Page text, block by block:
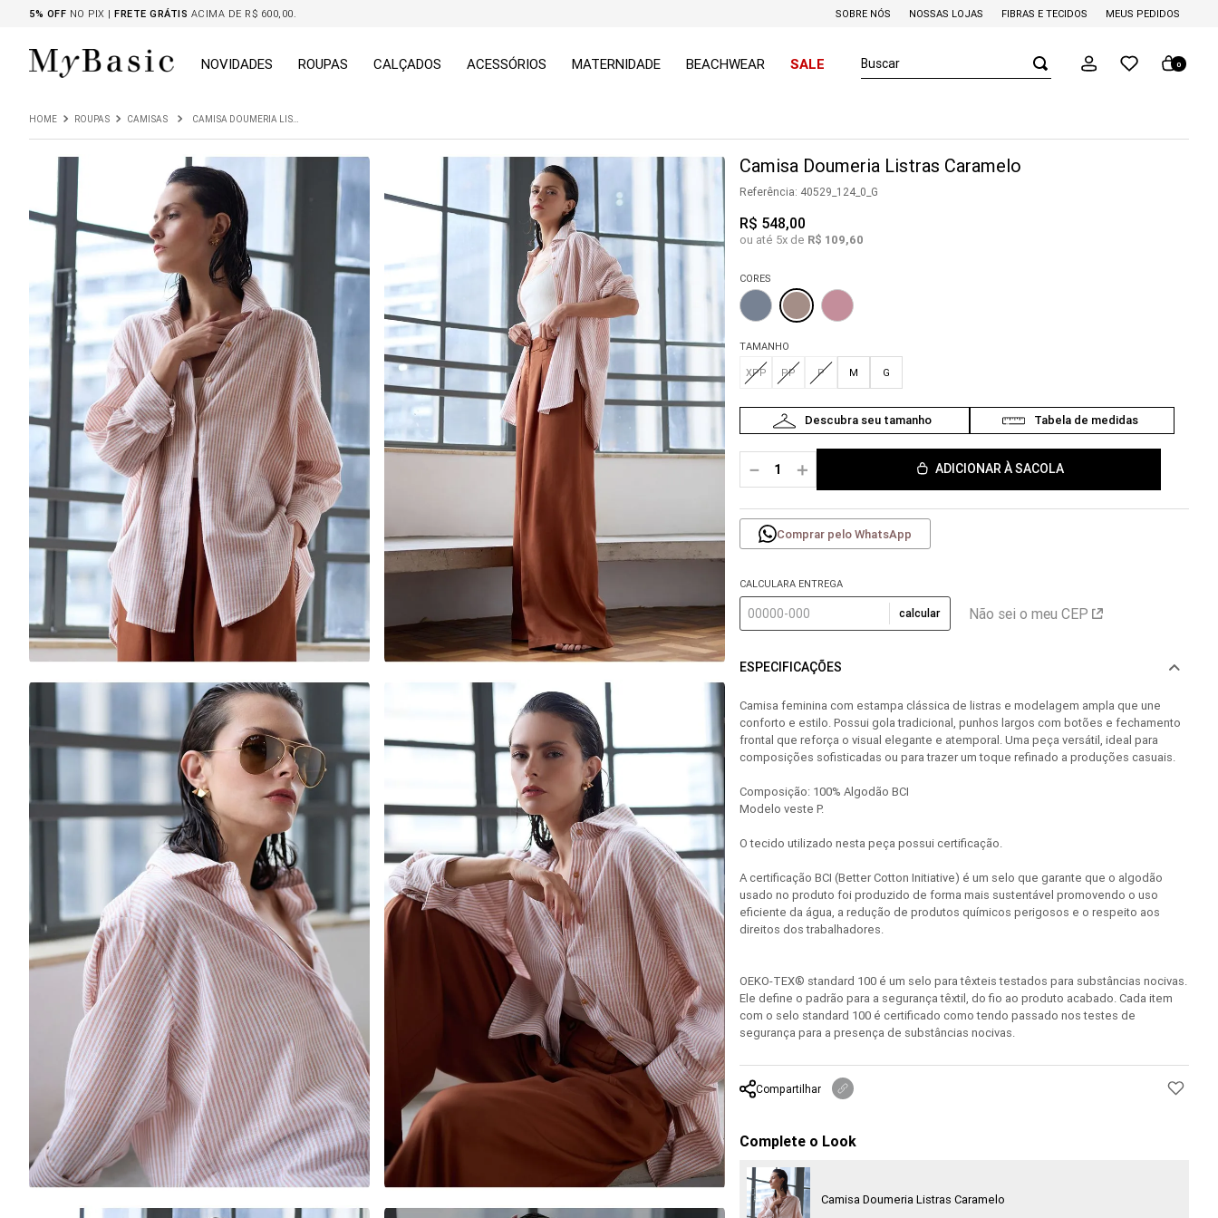
5% OFF NO PIX | FRETE GRÁTIS ACIMA DE R$ 600,00. SOBRE NÓS NOSSAS LOJAS FIBRAS E TECIDOS MEUS PEDIDOS
NOVIDADES ROUPAS CALÇADOS ACESSÓRIOS MATERNIDADE BEACHWEAR SALE Buscar 0
ROUPAS CAMISAS CAMISA DOUMERIA LISTRAS CARAMELO
Camisa Doumeria Listras Caramelo
Referência: 40529_124_0_G
R$ 548,00
ou até 5x de R$ 109,60
CORES
TAMANHO
PP P M G
XPP
＋
－ ADICIONAR À SACOLA
Comprar pelo WhatsApp
CALCULARA ENTREGA
calcular Não sei o meu CEP
ESPECIFICAÇÕES
Camisa feminina com estampa clássica de listras e modelagem ampla que une
conforto e estilo. Possui gola tradicional, punhos largos com botões e fechamento
frontal que reforça o visual elegante e atemporal. Uma peça versátil, ideal para
composições sofisticadas ou para trazer um toque refinado a produções casuais.
Composição: 100% Algodão BCI
Modelo veste P.
O tecido utilizado nesta peça possui certificação.
A certificação BCI (Better Cotton Initiative) é um selo que garante que o algodão
usado no produto foi produzido de forma mais sustentável promovendo o uso
eficiente da água, a redução de produtos químicos perigosos e o respeito aos
direitos dos trabalhadores.
OEKO-TEX® standard 100 é um selo para têxteis testados para substâncias nocivas.
Ele define o padrão para a segurança têxtil, do fio ao produto acabado. Cada item
com o selo standard 100 é certificado como tendo passado nos testes de
segurança para a presença de substâncias nocivas.
Compartilhar
Complete o Look
Camisa Doumeria Listras Caramelo